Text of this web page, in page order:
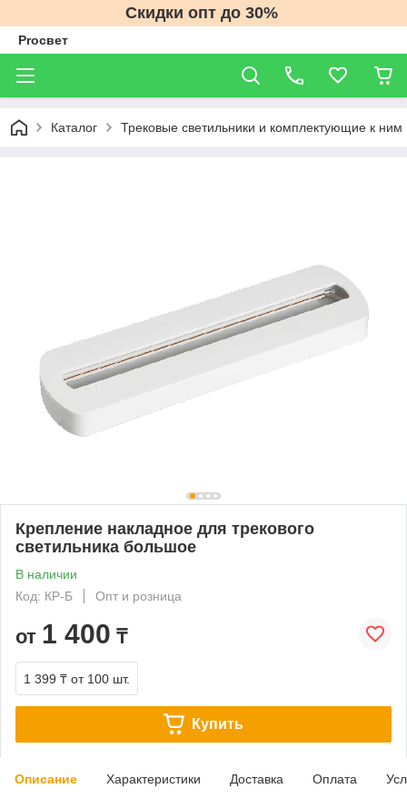
Скидки опт до 30%
Proсвет
Каталог Трековые светильники и комплектующие к ним
Крепление накладное для трекового
светильника большое
В наличии
Код: КР-Б
Опт и розница
от 1 400 ₸
1 399 ₸ от 100 шт.
Купить
Описание Характеристики Доставка Оплата